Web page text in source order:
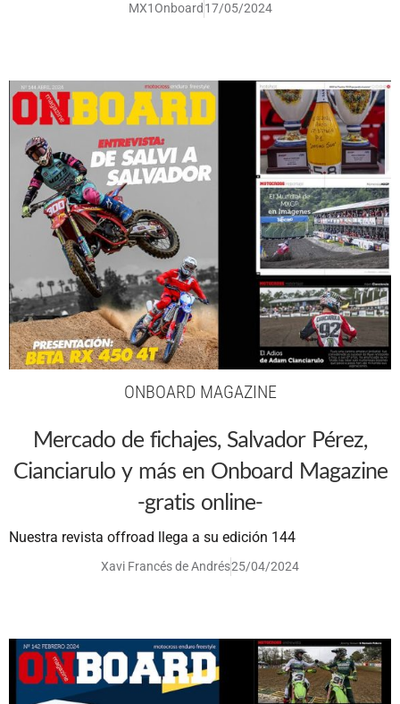
MX1Onboard 17/05/2024
ONBOARD MAGAZINE
Mercado de fichajes, Salvador Pérez,
Cianciarulo y más en Onboard Magazine
-gratis online-
Nuestra revista offroad llega a su edición 144
Xavi Francés de Andrés25/04/2024